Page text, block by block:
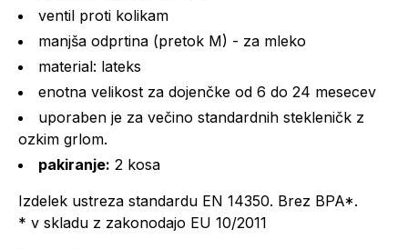
ventil proti kolikam
manjša odprtina (pretok M) - za mleko
material: lateks
enotna velikost za dojenčke od 6 do 24 mesecev
uporaben je za večino standardnih stekleničk z
ozkim grlom.
pakiranje: 2 kosa
Izdelek ustreza standardu EN 14350. Brez BPA*.
* v skladu z zakonodajo EU 10/2011